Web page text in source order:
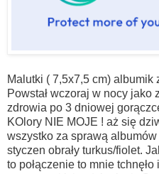
Malutki ( 7,5x7,5 cm) albumik
Powstał wczoraj w nocy jako
zdrowia po 3 dniowej
KOlory NIE MOJE ! aż się
wszystko za sprawą
styczen obrały turkus/fiolet.
to połączenie to mnie